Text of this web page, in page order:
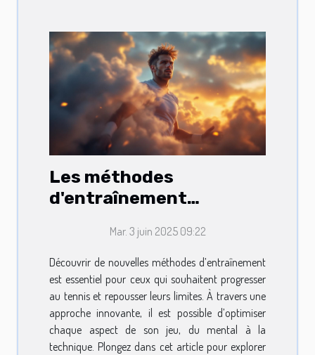
Les méthodes
d'entraînement
améliorer votre jeu au
tennis
Mar. 3 juin 2025 09:22
Découvrir de nouvelles méthodes d’entraînement
est essentiel pour ceux qui souhaitent progresser
au tennis et repousser leurs limites. À travers une
approche innovante, il est possible d’optimiser
chaque aspect de son jeu, du mental à la
technique. Plongez dans cet article pour explorer